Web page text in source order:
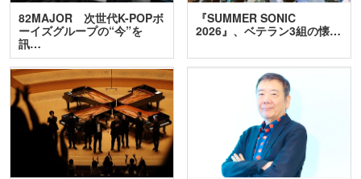
82MAJOR 次世代K-POPボ
ーイズグループの“今”を
訊…
『SUMMER SONIC
2026』、ベテラン3組の懐…